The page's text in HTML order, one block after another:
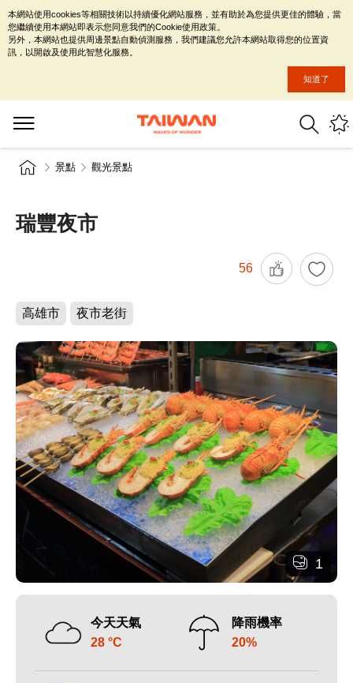
景點 觀光景點
瑞豐夜市
56
高雄市 夜市老街
1
今天天氣
28 °C
降雨機率
20%
本網站使用cookies等相關技術以持續優化網站服務，並有助於為您提供更佳的體驗，當
您繼續使用本網站即表示您同意我們的Cookie使用政策。
另外，本網站也提供周邊景點自動偵測服務，我們建議您允許本網站取得您的位置資
訊，以開啟及使用此智慧化服務。
知道了